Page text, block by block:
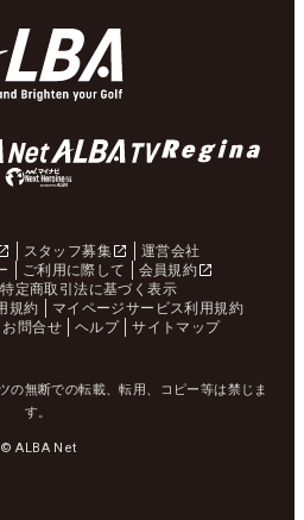
スタッフ募集
運営会社
ご利用に際して
会員規約
特定商取引法に基づく表示
規約
マイページサービス利用規約
お問合せ ヘルプ サイトマップ
の無断での転載、転用、コピー等は禁じま
す。
© ALBA Net